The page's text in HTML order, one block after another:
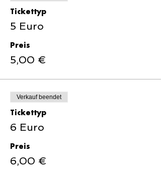
Tickettyp
5 Euro
Preis
5,00 €
Verkauf beendet
Tickettyp
6 Euro
Preis
6,00 €